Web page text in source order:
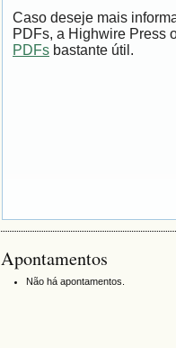
Caso deseje mais
PDFs, a Highwire Press
PDFs bastante útil.
Apontamentos
Não há apontamentos.